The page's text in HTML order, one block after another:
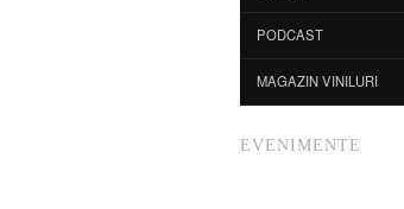
PODCAST
MAGAZIN VINILURI
EVENIMENTE